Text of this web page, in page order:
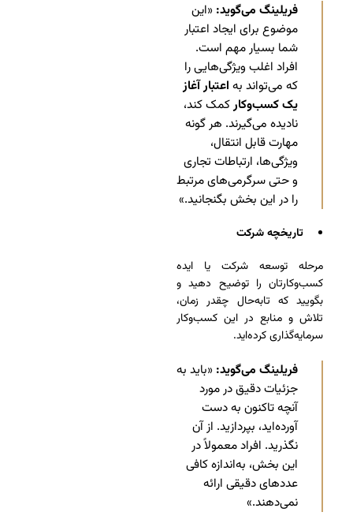
فریلینگ می‌گوید: «این
موضوع برای ایجاد اعتبار
شما بسیار مهم است.
افراد اغلب ویژگی‌هایی را
که می‌تواند به اعتبار آغاز
یک کسب‌وکارکمک کند،
نادیده می‌گیرند. هر گونه
مهارت قابل انتقال،
ویژگی‌ها، ارتباطات تجاری
و حتی سرگرمی‌های مرتبط
را در این بخش بگنجانید.»
تاریخچه شرکت
مرحله توسعه شرکت یا ایده
کسب‌وکارتان را توضیح دهید و
بگویید که تا‌به‌حال چقدر زمان،
تلاش و منابع در این کسب‌وکار
سرمایه‌گذاری کرده‌اید.
فریلینگ می‌گوید: «باید به
جزئیات دقیق در مورد
آنچه تاکنون به دست
آورده‌اید، بپردازید. از آن
نگذرید. افراد معمولاً در
این بخش، به‌اندازه کافی
عددهای دقیقی ارائه
نمی‌دهند.»